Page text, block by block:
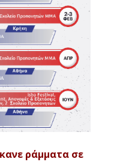
ράμματα σε